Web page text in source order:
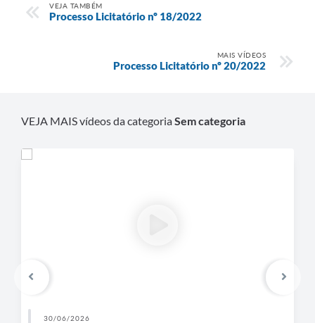
VEJA TAMBÉM
Processo Licitatório nº 18/2022
MAIS VÍDEOS
Processo Licitatório nº 20/2022
VEJA MAIS vídeos da categoriaSem categoria
30/06/2026